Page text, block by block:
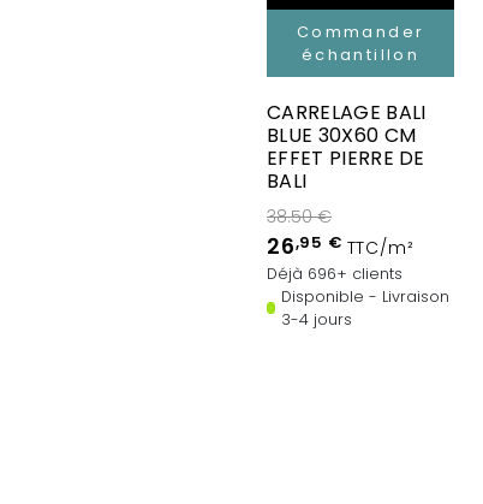
Commander
échantillon
CARRELAGE BALI
BLUE 30X60 CM
EFFET PIERRE DE
BALI
38.50 €
26,95 € TTC/m²
Déjà 696+ clients
Disponible - Livraison
3-4 jours